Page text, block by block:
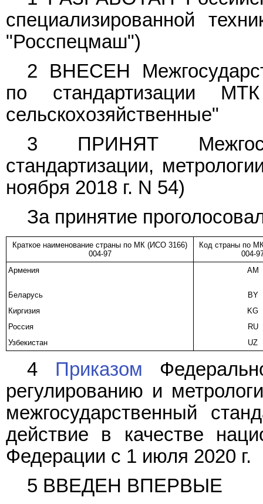
специализированной
"Росспецмаш")
2 ВНЕСЕН
по стандартизации
сельскохозяйственные"
3 ПРИНЯТ
стандартизации,
ноября 2018 г. N 54)
За принятие
Краткое наименование страны по МК (ИСО 3166)
004-97
Код страны по
004-
Армения
AM
Беларусь
BY
Киргизия
KG
Россия
RU
Узбекистан
UZ
4 Приказом
регулированию и
межгосударственный
действие в качестве
Федерации с 1 июля 2020 г.
5 ВВЕДЕН ВПЕРВЫЕ